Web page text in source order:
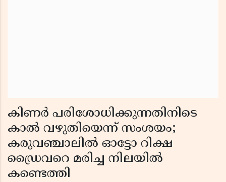
കിണർ പരിശോധിക്കുന്നതിനിടെ
കാൽ വഴുതിയെന്ന് സംശയം;
കരുവഞ്ചാലിൽ ഓട്ടോ റിക്ഷ
ഡ്രൈവറെ മരിച്ച നിലയിൽ
കണ്ടെത്തി